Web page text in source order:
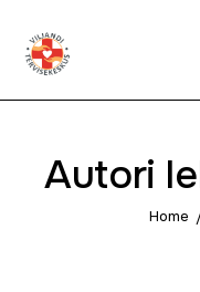
Autori
Home
Avaleht
Eriarstid